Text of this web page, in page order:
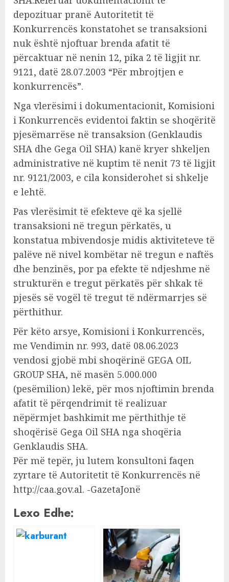
depozituar pranë Autoritetit të
Konkurrencës konstatohet se transaksioni
nuk është njoftuar brenda afatit të
përcaktuar në nenin 12, pika 2 të ligjit nr.
9121, datë 28.07.2003 “Për mbrojtjen e
konkurrencës”.
Nga vlerësimi i dokumentacionit, Komisioni
i Konkurrencës evidentoi faktin se shoqëritë
pjesëmarrëse në transaksion (Genklaudis
SHA dhe Gega Oil SHA) kanë kryer shkeljen
administrative në kuptim të nenit 73 të ligjit
nr. 9121/2003, e cila konsiderohet si shkelje
e lehtë.
Pas vlerësimit të efekteve që ka sjellë
transaksioni në tregun përkatës, u
konstatua mbivendosje midis aktiviteteve të
palëve në nivel kombëtar në tregun e naftës
dhe benzinës, por pa efekte të ndjeshme në
strukturën e tregut përkatës për shkak të
pjesës së vogël të tregut të ndërmarrjes së
përthithur.
Për këto arsye, Komisioni i Konkurrencës,
me Vendimin nr. 993, datë 08.06.2023
vendosi gjobë mbi shoqërinë GEGA OIL
GROUP SHA, në masën 5.000.000
(pesëmilion) lekë, për mos njoftimin brenda
afatit të përqendrimit të realizuar
nëpërmjet bashkimit me përthithje të
shoqërisë Gega Oil SHA nga shoqëria
Genklaudis SHA.
Për më tepër, ju lutem konsultoni faqen
zyrtare të Autoritetit të Konkurrencës në
http://caa.gov.al. -GazetaJonë
Lexo Edhe: